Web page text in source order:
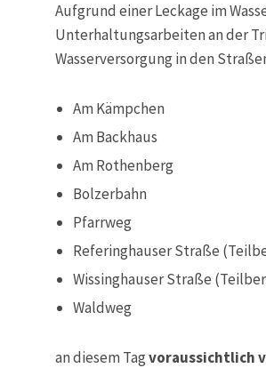
Aufgrund einer Leckage im
Unterhaltungsarbeiten an der
Wasserversorgung in den
Am Kämpchen
Am Backhaus
Am Rothenberg
Bolzerbahn
Pfarrweg
Referinghauser Straße
Wissinghauser Straße
Waldweg
an diesem Tagvoraussichtlich